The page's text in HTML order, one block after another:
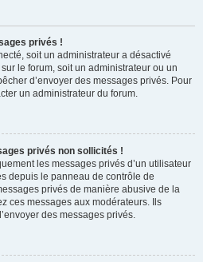
privés !
soit un administrateur a désactivé
le forum, soit un administrateur ou un
d’envoyer des messages privés. Pour
un administrateur du forum.
privés non sollicités !
les messages privés d’un utilisateur
depuis le panneau de contrôle de
privés de manière abusive de la
ces messages aux modérateurs. Ils
des messages privés.